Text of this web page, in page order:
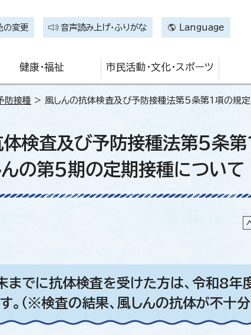
の変更 音声読み上げ・ふりがな Language
健康・福祉 市民活動・文化・スポーツ
防接種 > 風しんの抗体検査及び予防接種法第5条第1項の規
体検査及び予防接種法第5条
んの第5期の定期接種について
でに抗体検査を受けた方は、令和8年
。（※検査の結果、風しんの抗体が不十分